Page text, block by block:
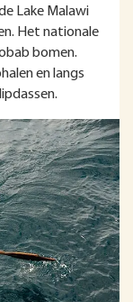
Lake Malawi
Het nationale
bomen.
en langs